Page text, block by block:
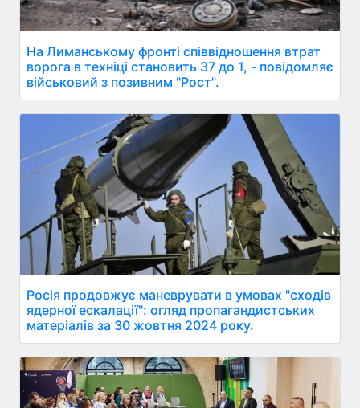
На Лиманському фронті співвідношення втрат
ворога в техніці становить 37 до 1, - повідомляє
військовий з позивним "Рост".
Росія продовжує маневрувати в умовах "сходів
ядерної ескалації": огляд пропагандистських
матеріалів за 30 жовтня 2024 року.